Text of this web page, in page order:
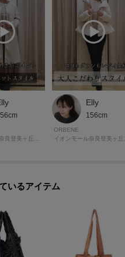
Elly
156cm
ORBENE
いるアイテム